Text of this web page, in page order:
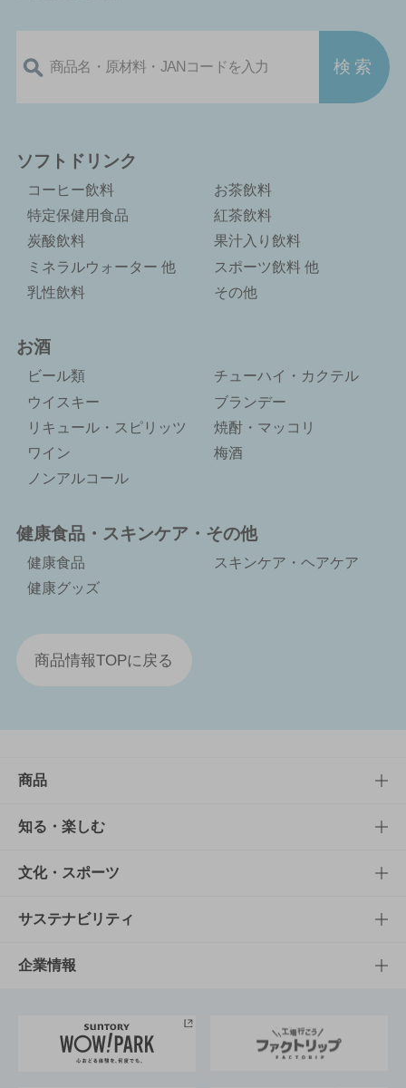
ソフトドリンク
コーヒー飲料
お茶飲料
特定保健用食品
紅茶飲料
炭酸飲料
果汁入り飲料
ミネラルウォーター 他
スポーツ飲料 他
乳性飲料
その他
お酒
ビール類
チューハイ・カクテル
ウイスキー
ブランデー
リキュール・スピリッツ
焼酎・マッコリ
ワイン
梅酒
ノンアルコール
健康食品・スキンケア・その他
健康食品
スキンケア・ヘアケア
健康グッズ
商品情報TOPに戻る
商品
商品TOP
商品一覧
商品発売情報
栄養成分一覧
知る・楽しむ
知る・楽しむTOP
キャンペーン
工場見学
地域情報
文化・スポーツ
文化・スポーツTOP
サントリーホール
サントリーサンバーズ大阪
サステナビリティ
サステナビリティTOP
サントリーが考えるサステナビリティ経営
企業情報
企業概要